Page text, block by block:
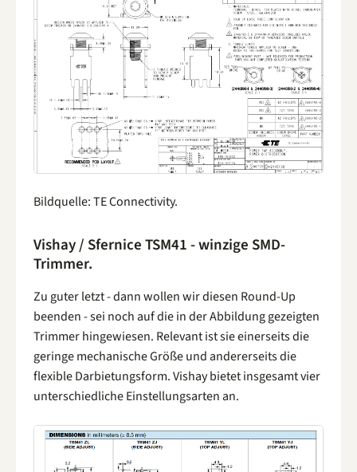
Bildquelle: TE Connectivity.
Vishay / Sfernice TSM41 - winzige SMD-
Trimmer.
Zu guter letzt - dann wollen wir diesen Round-Up
beenden - sei noch auf die in der Abbildung gezeigten
Trimmer hingewiesen. Relevant ist sie einerseits die
geringe mechanische Größe und andererseits die
flexible Darbietungsform. Vishay bietet insgesamt vier
unterschiedliche Einstellungsarten an.